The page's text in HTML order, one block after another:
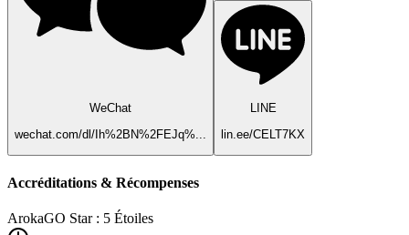
WeChat
wechat.com/dl/Ih%2BN%2FEJq%...
LINE
lin.ee/CELT7KX
Accréditations & Récompenses
ArokaGO Star : 5 Étoiles